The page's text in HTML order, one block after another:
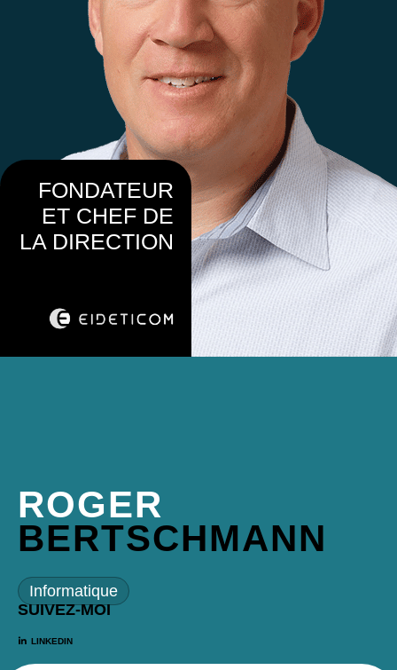
ROGER
BERTSCHMANN
Informatique
SUIVEZ-MOI
LINKEDIN
FONDATEUR
ET CHEF DE
LA DIRECTION